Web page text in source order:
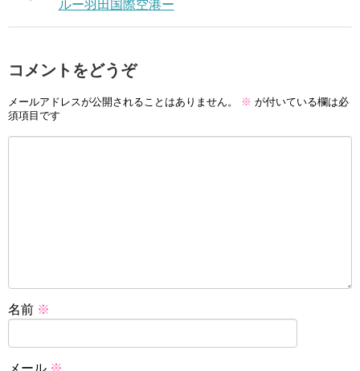
ルー羽田国際空港ー
コメントをどうぞ
メールアドレスが公開されることはありません。 ※ が付いている欄は必
須項目です
名前 ※
メール ※